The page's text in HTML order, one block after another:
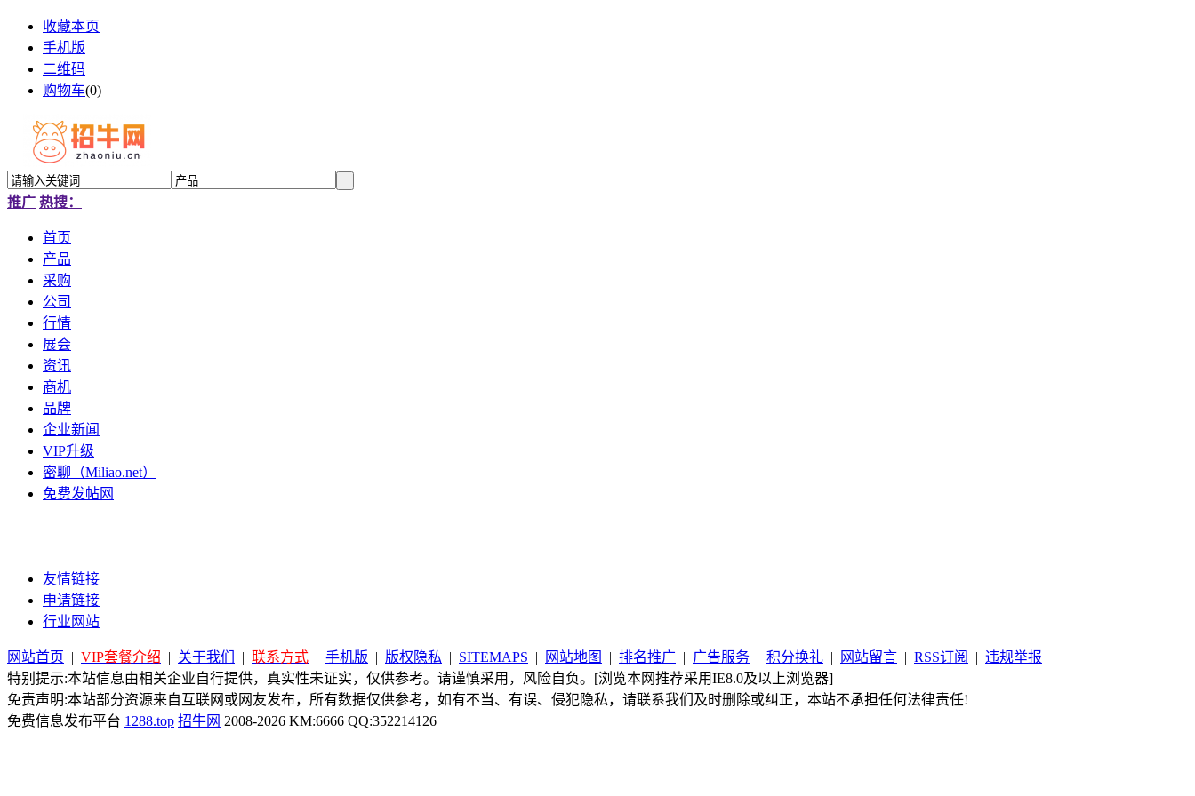
收藏本页
手机版
二维码
购物车(0)
推广 热搜：
首页
产品
采购
公司
行情
展会
资讯
商机
品牌
企业新闻
VIP升级
密聊（Miliao.net）
免费发帖网
友情链接
申请链接
行业网站
网站首页 | VIP套餐介绍 | 关于我们 | 联系方式 | 手机版 | 版权隐私 | SITEMAPS | 网站地图 | 排名推广 | 广告服务 | 积分换礼 | 网站留言 | RSS订阅 | 违规举报
特别提示:本站信息由相关企业自行提供，真实性未证实，仅供参考。请谨慎采用，风险自负。[浏览本网推荐采用IE8.0及以上浏览器]
免责声明:本站部分资源来自互联网或网友发布，所有数据仅供参考，如有不当、有误、侵犯隐私，请联系我们及时删除或纠正，本站不承担任何法律责任!
免费信息发布平台 1288.top 招牛网 2008-2026 KM:6666 QQ:352214126